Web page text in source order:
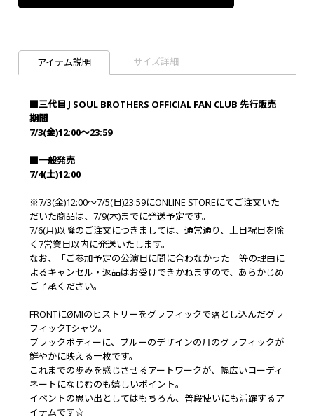
アイテム説明 サイズ詳細
■三代目 J SOUL BROTHERS OFFICIAL FAN CLUB 先行販売
期間
7/3(金)12:00～23:59
■一般発売
7/4(土)12:00
※7/3(金)12:00～7/5(日)23:59にONLINE STOREにてご注文いた
だいた商品は、7/9(木)までに発送予定です。
7/6(月)以降のご注文につきましては、通常通り、土日祝日を除
く7営業日以内に発送いたします。
なお、「ご参加予定の公演日に間に合わなかった」等の理由に
よるキャンセル・返品はお受けできかねますので、あらかじめ
ご了承ください。
=====================================
FRONTにØMIのヒストリーをグラフィックで落とし込んだグラ
フィックTシャツ。
ブラックボディーに、ブルーのデザインの月のグラフィックが
鮮やかに映える一枚です。
これまでの歩みを感じさせるアートワークが、幅広いコーディ
ネートになじむのも嬉しいポイント。
イベントの思い出としてはもちろん、普段使いにも活躍するア
イテムです☆